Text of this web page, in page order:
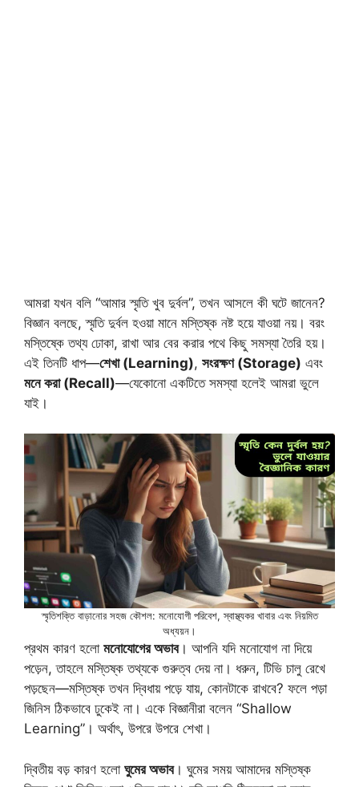
আমরা যখন বলি “আমার স্মৃতি খুব দুর্বল”, তখন আসলে কী ঘটে জানেন?
বিজ্ঞান বলছে, স্মৃতি দুর্বল হওয়া মানে মস্তিষ্ক নষ্ট হয়ে যাওয়া নয়। বরং
মস্তিষ্কে তথ্য ঢোকা, রাখা আর বের করার পথে কিছু সমস্যা তৈরি হয়।
এই তিনটি ধাপ—শেখা (Learning), সংরক্ষণ (Storage) এবং
মনে করা (Recall)—যেকোনো একটিতে সমস্যা হলেই আমরা ভুলে
যাই।
স্মৃতিশক্তি বাড়ানোর সহজ কৌশল: মনোযোগী পরিবেশ, স্বাস্থ্যকর খাবার এবং নিয়মিত
অধ্যয়ন।
প্রথম কারণ হলো মনোযোগের অভাব। আপনি যদি মনোযোগ না দিয়ে
পড়েন, তাহলে মস্তিষ্ক তথ্যকে গুরুত্ব দেয় না। ধরুন, টিভি চালু রেখে
পড়ছেন—মস্তিষ্ক তখন দ্বিধায় পড়ে যায়, কোনটাকে রাখবে? ফলে পড়া
জিনিস ঠিকভাবে ঢুকেই না। একে বিজ্ঞানীরা বলেন “Shallow
Learning”। অর্থাৎ, উপরে উপরে শেখা।
দ্বিতীয় বড় কারণ হলো ঘুমের অভাব। ঘুমের সময় আমাদের মস্তিষ্ক